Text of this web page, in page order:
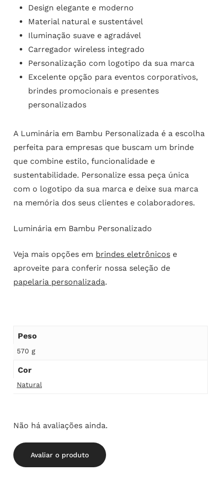
Design elegante e moderno
Material natural e sustentável
Iluminação suave e agradável
Carregador wireless integrado
Personalização com logotipo da sua marca
Excelente opção para eventos corporativos,
brindes promocionais e presentes
personalizados
A Luminária em Bambu Personalizada é a escolha
perfeita para empresas que buscam um brinde
que combine estilo, funcionalidade e
sustentabilidade. Personalize essa peça única
com o logotipo da sua marca e deixe sua marca
na memória dos seus clientes e colaboradores.
Luminária em Bambu Personalizado
Veja mais opções em brindes eletrônicose
aproveite para conferir nossa seleção de
papelaria personalizada.
Peso
570 g
Cor
Natural
Não há avaliações ainda.
Avaliar o produto